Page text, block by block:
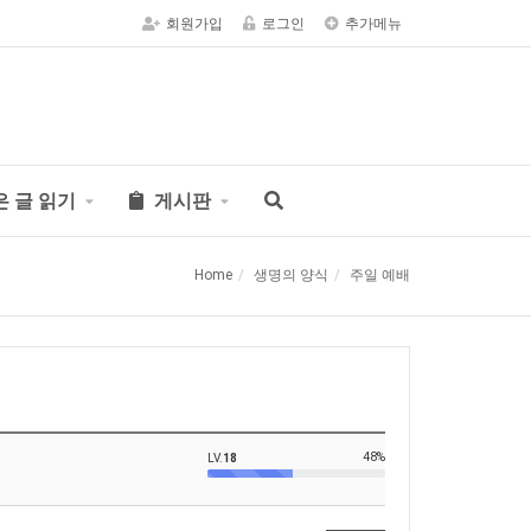
회원가입 로그인 추가메뉴
글 읽기 게시판
Home 생명의 양식 주일 예배
LV.18 48%